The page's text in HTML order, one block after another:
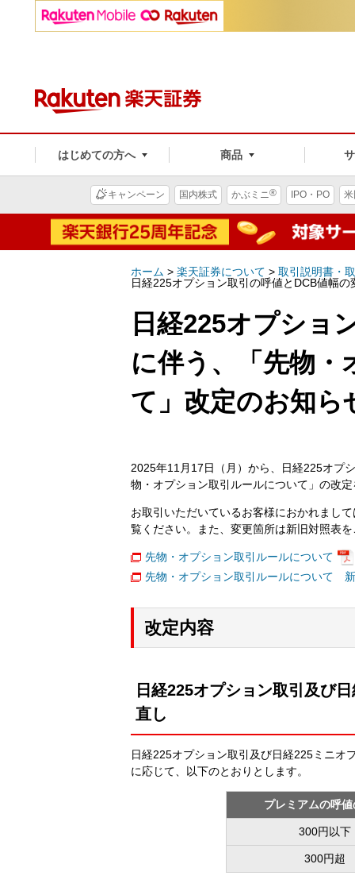
はじめての方へ 商品
キャンペーン 国内株式 かぶミニ® IPO・PO
ホーム > 楽天証券について > 取引説明書・
日経225オプション取引の呼値とDCB値幅
日経225オプショ
に伴う、「先物
て」改定のお知ら
2025年11月17日（月）から、日経225オプ
物・オプション取引ルールについて」の改
お取引いただいているお客様におかれまし
覧ください。また、変更箇所は新旧対照表
先物・オプション取引ルールについて
先物・オプション取引ルールについて
改定内容
日経225オプション取引及び
直し
日経225オプション取引及び日経225ミニオ
に応じて、以下のとおりとします。
プレミアムの呼
300円以下
300円超